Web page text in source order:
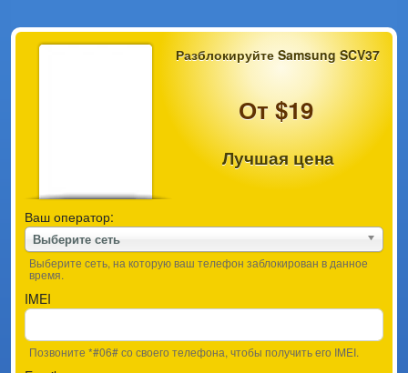
Разблокируйте Samsung SCV37
От $19
Лучшая цена
Ваш оператор:
Выберите сеть
Выберите сеть, на которую ваш телефон заблокирован в данное
время.
IMEI
Позвоните *#06# со своего телефона, чтобы получить его IMEI.